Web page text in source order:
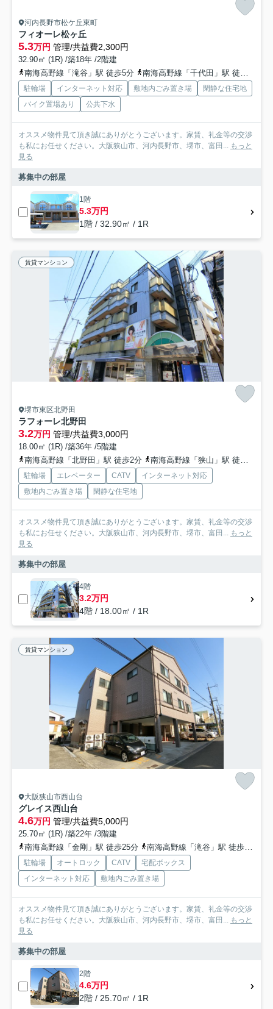
河内長野市松ケ丘東町
フィオーレ松ヶ丘
5.3万円 管理/共益費2,300円
32.90㎡ (1R) /築18年 /2階建
南海高野線「滝谷」駅 徒歩5分
南海高野線「千代田」駅 徒歩18分
駐輪場 インターネット対応 敷地内ごみ置き場
閑静な住宅地
バイク置場あり
公共下水
オススメ物件見て頂き誠にありがとうございます。家賃、礼金等の交渉
も私にお任せください。大阪狭山市、河内長野市、堺市、富田... もっと
見る
募集中の部屋
1階
5.3万円
1階 / 32.90㎡ / 1R
賃貸マンション
堺市東区北野田
ラフォーレ北野田
3.2万円 管理/共益費3,000円
18.00㎡ (1R) /築36年 /5階建
南海高野線「北野田」駅 徒歩2分
南海高野線「狭山」駅 徒歩17分
駐輪場 エレベーター CATV
インターネット対応
敷地内ごみ置き場
閑静な住宅地
オススメ物件見て頂き誠にありがとうございます。家賃、礼金等の交渉
も私にお任せください。大阪狭山市、河内長野市、堺市、富田... もっと
見る
募集中の部屋
4階
3.2万円
4階 / 18.00㎡ / 1R
賃貸マンション
大阪狭山市西山台
グレイス西山台
4.6万円 管理/共益費5,000円
25.70㎡ (1R) /築22年 /3階建
南海高野線「金剛」駅 徒歩25分
南海高野線「滝谷」駅 徒歩33分
駐輪場 オートロック CATV
宅配ボックス
インターネット対応
敷地内ごみ置き場
オススメ物件見て頂き誠にありがとうございます。家賃、礼金等の交渉
も私にお任せください。大阪狭山市、河内長野市、堺市、富田... もっと
見る
募集中の部屋
2階
4.6万円
2階 / 25.70㎡ / 1R